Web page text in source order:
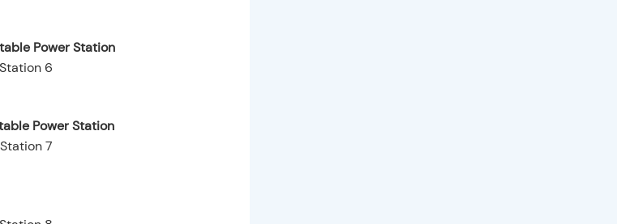
Power Station
Power Station